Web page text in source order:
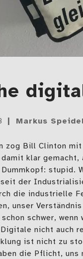
Markus
zog Bill Clinton mit
klar
Dummkopf: stupid.
seit der
die industrielle
unser
schwer,
nicht auch
ist nicht zu
die Pflicht,